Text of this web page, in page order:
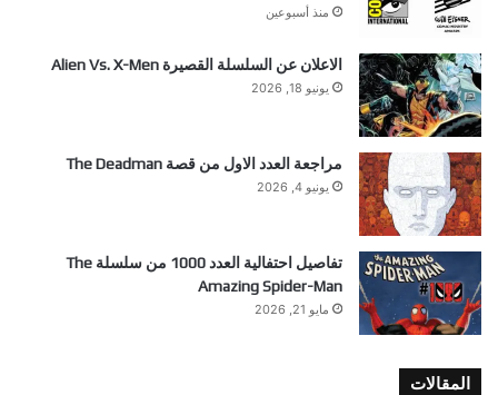
منذ أسبوعين
الاعلان عن السلسلة القصيرة Alien Vs. X-Men
يونيو 18, 2026
مراجعة العدد الاول من قصة The Deadman
يونيو 4, 2026
تفاصيل احتفالية العدد 1000 من سلسلة The
Amazing Spider-Man
مايو 21, 2026
المقالات